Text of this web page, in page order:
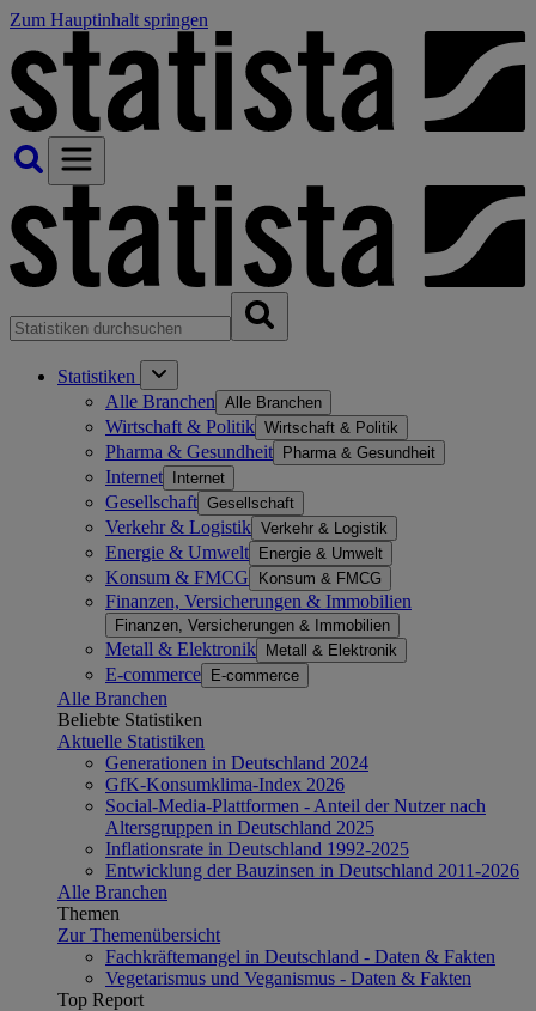
Zum Hauptinhalt springen
Statistiken
Alle Branchen Alle Branchen
Wirtschaft & Politik Wirtschaft & Politik
Pharma & Gesundheit Pharma & Gesundheit
Internet Internet
Gesellschaft Gesellschaft
Verkehr & Logistik Verkehr & Logistik
Energie & Umwelt Energie & Umwelt
Konsum & FMCG Konsum & FMCG
Finanzen, Versicherungen & Immobilien
Finanzen, Versicherungen & Immobilien
Metall & Elektronik Metall & Elektronik
E-commerce E-commerce
Alle Branchen
Beliebte Statistiken
Aktuelle Statistiken
Generationen in Deutschland 2024
GfK-Konsumklima-Index 2026
Social-Media-Plattformen - Anteil der Nutzer nach
Altersgruppen in Deutschland 2025
Inflationsrate in Deutschland 1992-2025
Entwicklung der Bauzinsen in Deutschland 2011-2026
Alle Branchen
Themen
Zur Themenübersicht
Fachkräftemangel in Deutschland - Daten & Fakten
Vegetarismus und Veganismus - Daten & Fakten
Top Report